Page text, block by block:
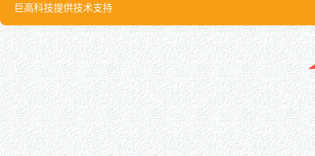
巨高科技提供技术支持